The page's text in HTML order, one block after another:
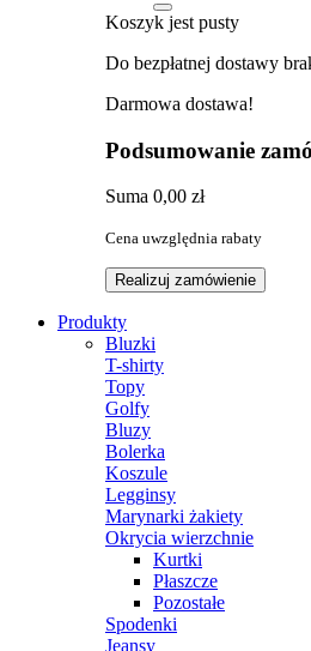
Koszyk jest pusty
Do bezpłatnej dostawy
Darmowa dostawa!
Podsumowanie
Suma 0,00 zł
Cena uwzględnia rabaty
Realizuj zamówienie
Produkty
Bluzki
T-shirty
Topy
Golfy
Bluzy
Bolerka
Koszule
Legginsy
Marynarki żakiety
Okrycia wierzchnie
Kurtki
Płaszcze
Pozostałe
Spodenki
Jeansy